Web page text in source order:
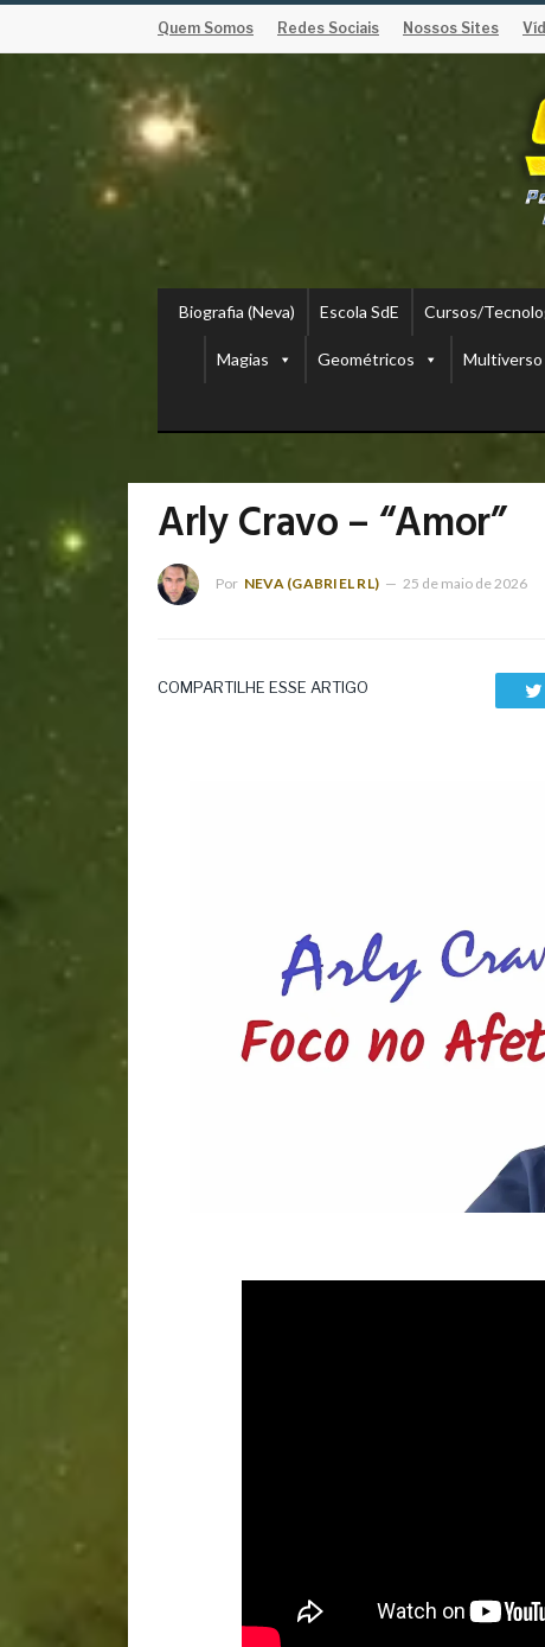
Quem Somos Redes Sociais Nossos Sites
Biografia (Neva) Escola SdE Cursos/
Magias Geométricos Multiverso
Arly Cravo – “Amor”
Por NEVA (GABRIEL RL) 25 de maio de 2026
COMPARTILHE ESSE ARTIGO